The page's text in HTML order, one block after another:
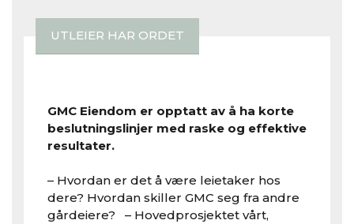
UTLEIER HAR ORDET
GMC Eiendom er opptatt av å ha korte
beslutningslinjer med raske og effektive
resultater.
– Hvordan er det å være leietaker hos
dere? Hvordan skiller GMC seg fra andre
gårdeiere? – Hovedprosjektet vårt,